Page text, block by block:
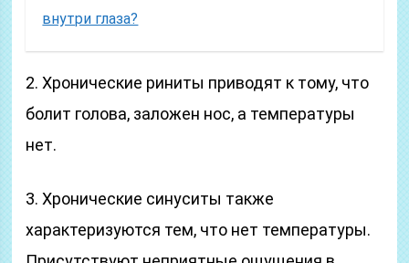
внутри глаза?
2. Хронические риниты приводят к тому, что
болит голова, заложен нос, а температуры
нет.
3. Хронические синуситы также
характеризуются тем, что нет температуры.